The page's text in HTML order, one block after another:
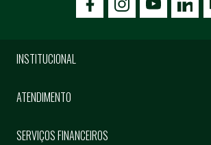
icon-facebookicon-social02icon-social03
INSTITUCIONAL
ATENDIMENTO
SERVIÇOS FINANCEIROS